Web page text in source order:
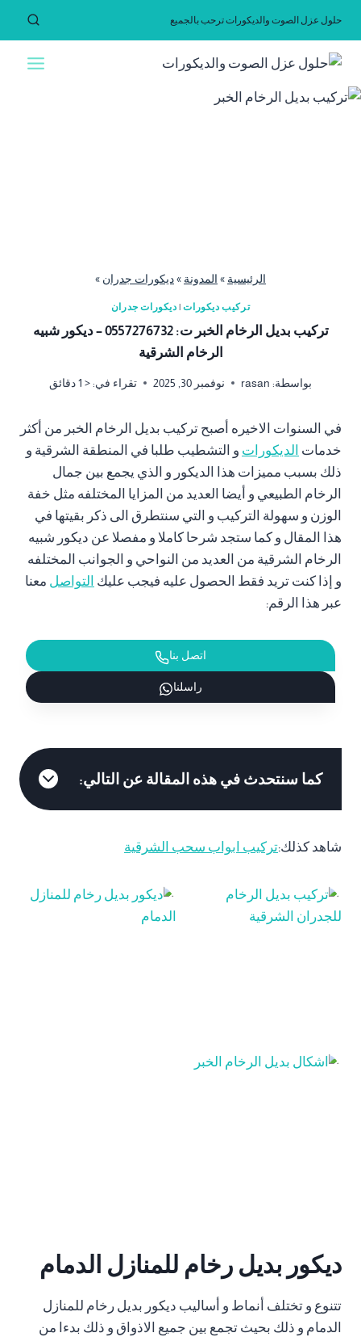
المحتوى
حلول عزل الصوت والديكورات ترحب بالجميع
الرئيسية » المدونة »ديكورات جدران »
تركيب ديكورات| ديكورات جدران
تركيب بديل الرخام الخبر ت: 0557276732 – ديكور شبيه
الرخام الشرقية
بواسطة: rasan نوفمبر 30, 2025 تقراء في: < 1 دقائق
في السنوات الاخيره أصبح تركيب بديل الرخام الخبر من أكثر
خدمات الديكورات و التشطيب طلبا في المنطقة الشرقية و
ذلك بسبب مميزات هذا الديكور و الذي يجمع بين جمال
الرخام الطبيعي و أيضا العديد من المزايا المختلفه مثل خفة
الوزن و سهولة التركيب و التي سنتطرق الى ذكر بقيتها في
هذا المقال و كما ستجد شرحا كاملا و مفصلا عن ديكور شبيه
الرخام الشرقية من العديد من النواحي و الجوانب المختلفه
و إذا كنت تريد فقط الحصول عليه فيجب عليك التواصل معنا
عبر هذا الرقم:
اتصل بنا
راسلنا
كما سنتحدث في هذه المقالة عن التالي:
شاهد كذلك:تركيب ابواب سحب الشرقية
ديكور بديل رخام للمنازل الدمام
تتنوع و تختلف أنماط و أساليب ديكور بديل رخام للمنازل
الدمام و ذلك بحيث تجمع بين جميع الاذواق و ذلك بدءا من